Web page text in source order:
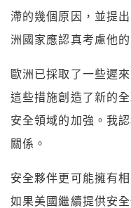
滯的幾個原因，並提
洲國家應認真考慮他的
歐洲已採取了一些遲
這些措施創造了新的
安全領域的加強。我
關係。
安全夥伴更可能擁有
如果美國繼續提供安